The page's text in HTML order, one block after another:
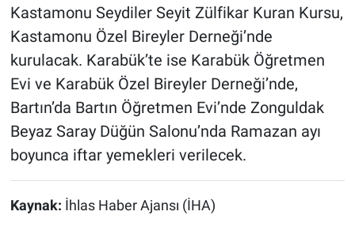
Kastamonu Seydiler Seyit Zülfikar Kuran Kursu,
Kastamonu Özel Bireyler Derneği’nde
kurulacak. Karabük’te ise Karabük Öğretmen
Evi ve Karabük Özel Bireyler Derneği’nde,
Bartın’da Bartın Öğretmen Evi’nde Zonguldak
Beyaz Saray Düğün Salonu’nda Ramazan ayı
boyunca iftar yemekleri verilecek.
Kaynak: İhlas Haber Ajansı (İHA)